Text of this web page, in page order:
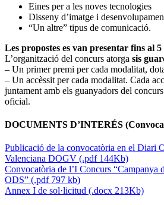
Eines per a les noves tecnologies
Disseny d’imatge i
“Un altre” tipus de comunicació.
Les propostes es van presentar fins al 5
L’organització del concurs atorga sis
– Un primer premi per cada modalitat,
– Un accèssit per cada modalitat. Cada
juntament amb els guanyadors del
oficial.
DOCUMENTS D’INTERÉS
Publicació de la convocatòria en el Diari
Valenciana DOGV (.pdf 144Kb)
Convocatòria de l’I Concurs “Campanya
ODS” (.pdf 797 kb)
Annex I de sol·licitud (.docx 213Kb)